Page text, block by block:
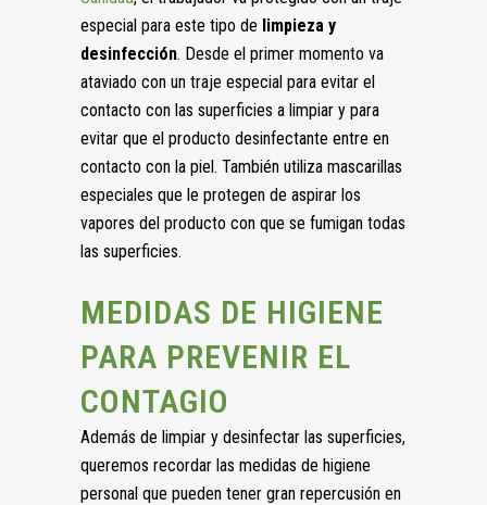
especial para este tipo de limpieza y
desinfección. Desde el primer momento va
ataviado con un traje especial para evitar el
contacto con las superficies a limpiar y para
evitar que el producto desinfectante entre en
contacto con la piel. También utiliza mascarillas
especiales que le protegen de aspirar los
vapores del producto con que se fumigan todas
las superficies.
MEDIDAS DE HIGIENE
PARA PREVENIR EL
CONTAGIO
Además de limpiar y desinfectar las superficies,
queremos recordar las medidas de higiene
personal que pueden tener gran repercusión en